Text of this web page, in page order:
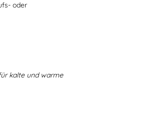
oder
kalte und warme